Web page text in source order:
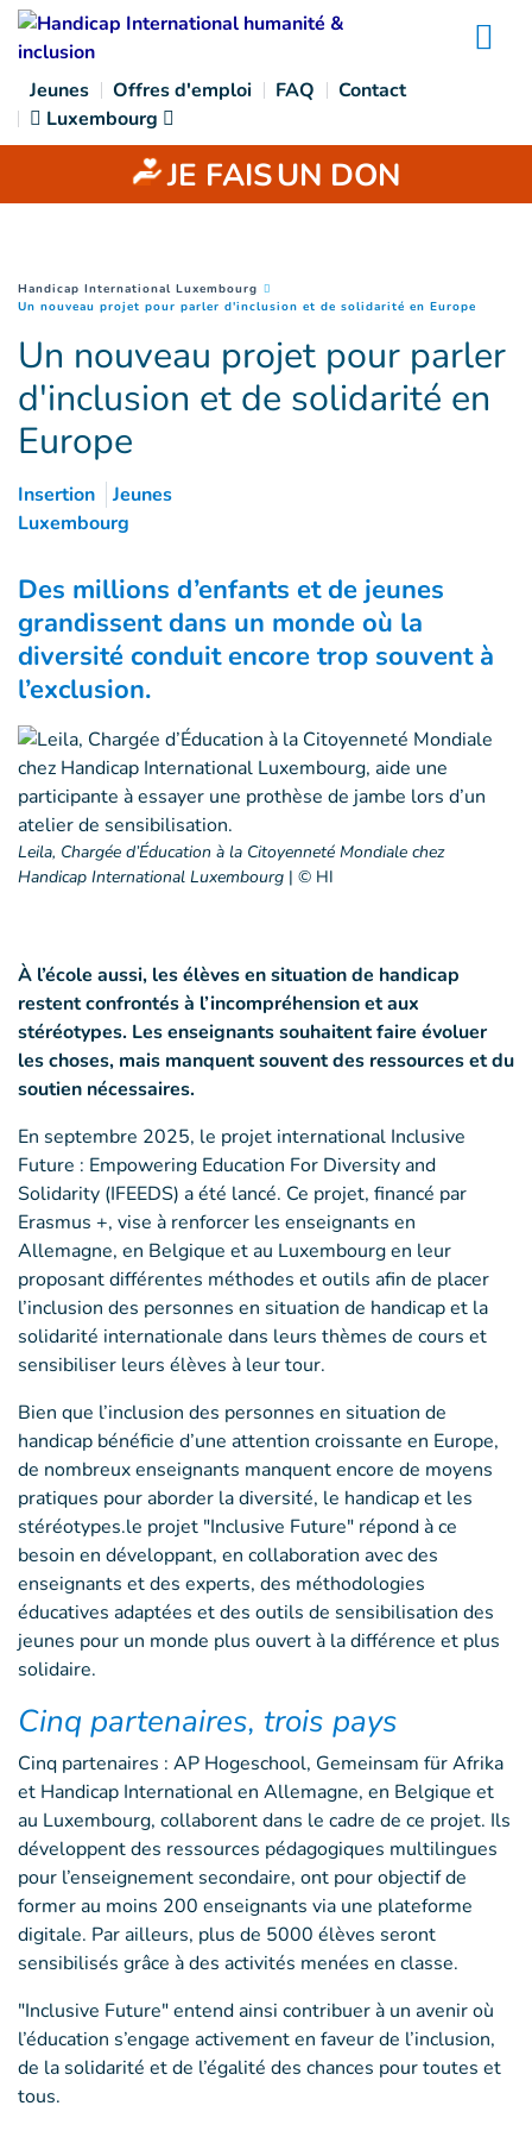
Goto main content
Jeunes Offres d'emploi FAQ
Contact
Luxembourg
JE FAISUN DON
You are here :
Handicap International Luxembourg
Un nouveau projet pour parler d'inclusion et de solidarité en Europe
Un nouveau projet pour parler
d'inclusion et de solidarité en
Europe
Insertion
Jeunes
Luxembourg
Des millions d’enfants et de jeunes
grandissent dans un monde où la
diversité conduit encore trop souvent à
l’exclusion.
Leila, Chargée d’Éducation à la Citoyenneté Mondiale chez
Handicap International Luxembourg | © HI
À l’école aussi, les élèves en situation de handicap
restent confrontés à l’incompréhension et aux
stéréotypes. Les enseignants souhaitent faire évoluer
les choses, mais manquent souvent des ressources et du
soutien nécessaires.
En septembre 2025, le projet international Inclusive
Future : Empowering Education For Diversity and
Solidarity (IFEEDS) a été lancé. Ce projet, financé par
Erasmus +, vise à renforcer les enseignants en
Allemagne, en Belgique et au Luxembourg en leur
proposant différentes méthodes et outils afin de placer
l’inclusion des personnes en situation de handicap et la
solidarité internationale dans leurs thèmes de cours et
sensibiliser leurs élèves à leur tour.
Bien que l’inclusion des personnes en situation de
handicap bénéficie d’une attention croissante en Europe,
de nombreux enseignants manquent encore de moyens
pratiques pour aborder la diversité, le handicap et les
stéréotypes.le projet "Inclusive Future" répond à ce
besoin en développant, en collaboration avec des
enseignants et des experts, des méthodologies
éducatives adaptées et des outils de sensibilisation des
jeunes pour un monde plus ouvert à la différence et plus
solidaire.
Cinq partenaires, trois pays
Cinq partenaires : AP Hogeschool, Gemeinsam für Afrika
et Handicap International en Allemagne, en Belgique et
au Luxembourg, collaborent dans le cadre de ce projet. Ils
développent des ressources pédagogiques multilingues
pour l’enseignement secondaire, ont pour objectif de
former au moins 200 enseignants via une plateforme
digitale. Par ailleurs, plus de 5000 élèves seront
sensibilisés grâce à des activités menées en classe.
"Inclusive Future" entend ainsi contribuer à un avenir où
l’éducation s’engage activement en faveur de l’inclusion,
de la solidarité et de l’égalité des chances pour toutes et
tous.